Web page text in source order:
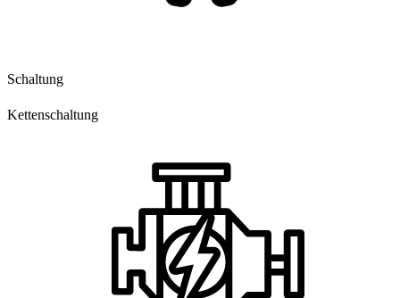
Schaltung
Kettenschaltung